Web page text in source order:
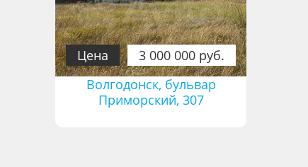
3 000 000 руб.
Цена
Волгодонск, бульвар
Приморский, 307